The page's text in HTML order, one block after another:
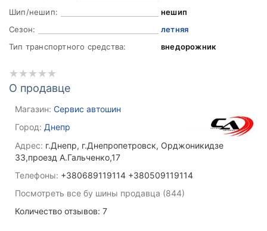
Шип/нешип:
нешип
Сезон:
летняя
Тип транспортного средства:
внедорожник
О продавце
Магазин: Сервис автошин
Город: Днепр
Адрес: г.Днепр, г.Днепропетровск, Орджоникидзе
33,проезд А.Гальченко,17
Телефоны: +380689119114 +380509119114
Посмотреть все бу шины продавца (844)
Количество отзывов: 7